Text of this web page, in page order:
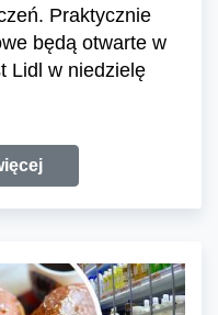
Praktycznie
będą otwarte w
Lidl w niedzielę